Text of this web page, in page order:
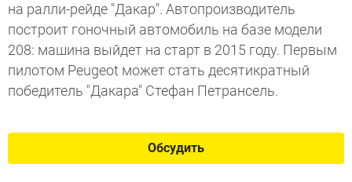
на ралли-рейде "Дакар". Автопроизводитель
построит гоночный автомобиль на базе модели
208: машина выйдет на старт в 2015 году. Первым
пилотом Peugeot может стать десятикратный
победитель "Дакара" Стефан Петрансель.
Обсудить